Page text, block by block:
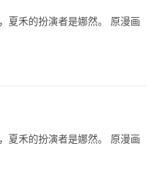
夏禾的扮演者是娜然。 原漫画
夏禾的扮演者是娜然。 原漫画